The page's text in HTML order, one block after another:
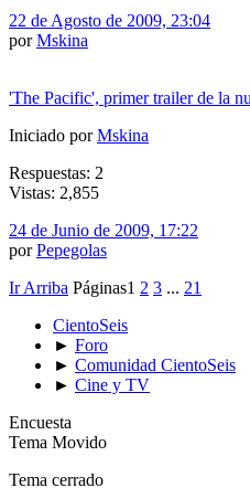
22 de Agosto de 2009, 23:04
porMskina
'The Pacific', primer trailer de la
Iniciado porMskina
Respuestas: 2
Vistas: 2,855
24 de Junio de 2009, 17:22
porPepegolas
Ir Arriba Páginas1 2 3 ... 21
CientoSeis
► Foro
► Comunidad CientoSeis
► Cine y TV
Encuesta
Tema Movido
Tema cerrado